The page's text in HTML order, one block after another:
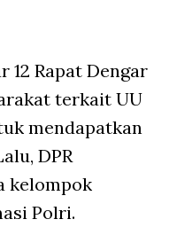
Rapat Dengar
terkait UU
mendapatkan
DPR
kelompok
Polri.